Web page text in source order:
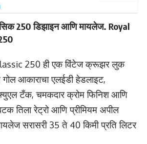
250 डिझाइन आणि मायलेज. Royal
250 ही एक विंटेज क्रूझर लुक
आकाराचा एलईडी हेडलाइट,
टँक, चमकदार क्रोम फिनिश आणि
तिला रेट्रो आणि प्रीमियम अपील
सरासरी 35 ते 40 किमी प्रति लिटर